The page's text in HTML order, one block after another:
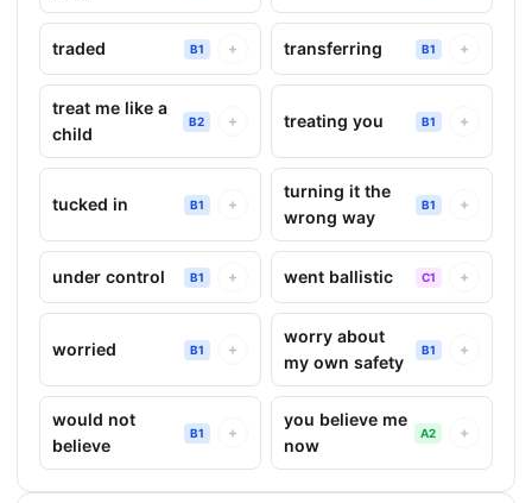
traded B1 + transferring B1 +
treat me like a
child
B2 + treating you B1 +
tucked in B1 +
turning it the
wrong way
B1 +
under control B1 + went ballistic C1 +
worried B1 +
worry about
my own safety
B1 +
would not
believe
B1 +
you believe me
now
A2 +